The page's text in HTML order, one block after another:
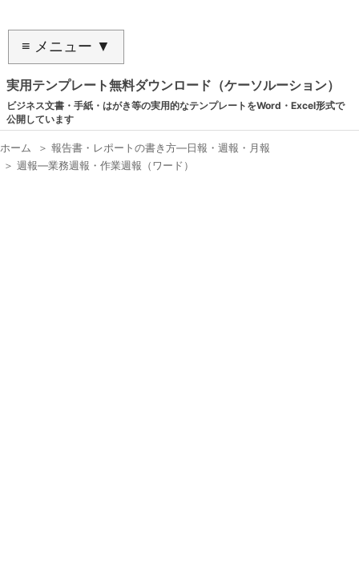
≡ メニュー ▼
実用テンプレート無料ダウンロード（ケーソルーション）
ビジネス文書・手紙・はがき等の実用的なテンプレートをWord・Excel形式で
公開しています
ホーム ＞ 報告書・レポートの書き方―日報・週報・月報
＞ 週報―業務週報・作業週報（ワード）